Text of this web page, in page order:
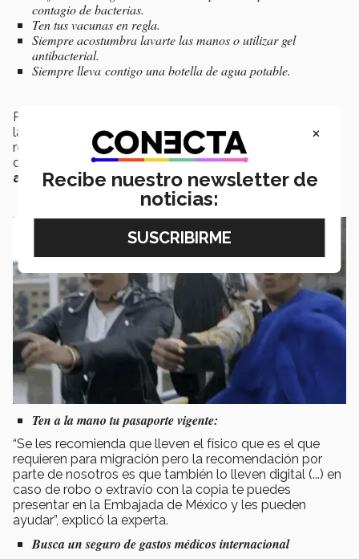
contagio de bacterias.
Ten tus vacunas en regla.
Siempre acostumbra lavarte las manos o utilizar gel
antibacterial.
Siempre lleva contigo una botella de agua potable.
Por último, si este periodo vacacional decidiste salir de
la ciudad, del estado o del país, te tenemos estas
recomendaciones de parte de Bianca Perales, del
departamento de programas internacionales para que
aproveches tu tiempo al máximo:
Ten a la mano tu pasaporte vigente:
“Se les recomienda que lleven el físico que es el que
requieren para migración pero la recomendación por
parte de nosotros es que también lo lleven digital (...) en
caso de robo o extravío con la copia te puedes
presentar en la Embajada de México y les pueden
ayudar”, explicó la experta.
Busca un seguro de gastos médicos internacional
×
Recibe nuestro newsletter de
noticias: